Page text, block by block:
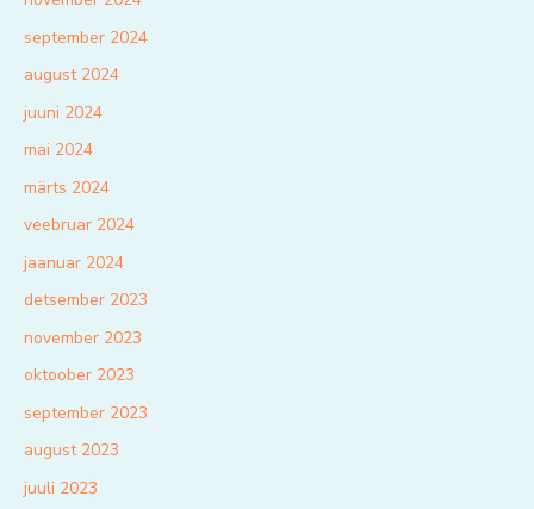
september 2024
august 2024
juuni 2024
mai 2024
märts 2024
veebruar 2024
jaanuar 2024
detsember 2023
november 2023
oktoober 2023
september 2023
august 2023
juuli 2023